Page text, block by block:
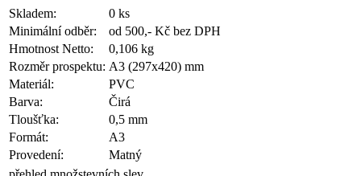
Skladem:
0 ks
Minimální odběr:
od 500,- Kč bez DPH
Hmotnost Netto:
0,106 kg
Rozměr prospektu: A3 (297x420) mm
Materiál:
PVC
Barva:
Čirá
Tloušťka:
0,5 mm
Formát:
A3
Provedení:
Matný